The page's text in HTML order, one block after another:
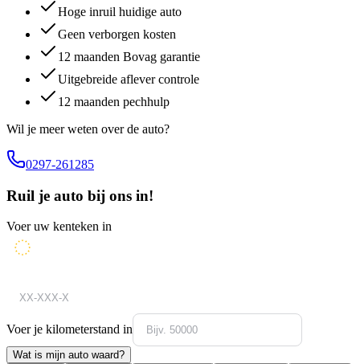
Hoge inruil huidige auto
Geen verborgen kosten
12 maanden Bovag garantie
Uitgebreide aflever controle
12 maanden pechhulp
Wil je meer weten over de auto?
0297-261285
Ruil je auto bij ons in!
Voer uw kenteken in
Voer je kilometerstand in
Wat is mijn auto waard?